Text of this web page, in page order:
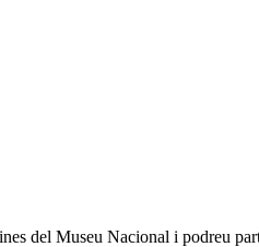
del Museu Nacional i podreu